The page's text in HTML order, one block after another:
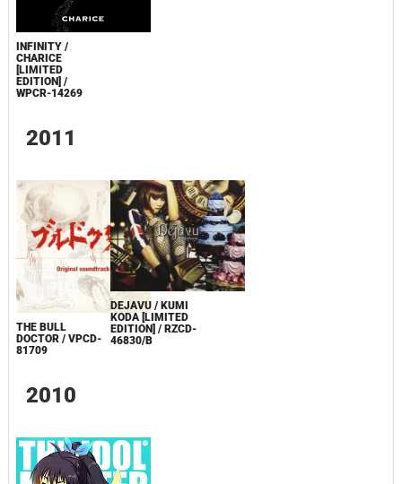
INFINITY /
CHARICE
[LIMITED
EDITION] /
WPCR-14269
2011
THE BULL
DOCTOR / VPCD-
81709
DEJAVU / KUMI
KODA [LIMITED
EDITION] / RZCD-
46830/B
2010